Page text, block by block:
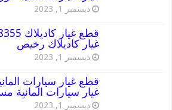
ديسمبر 1, 2023
غيار كاديلاك رخيص
ديسمبر 1, 2023
غيار سيارات المانية
ديسمبر 1, 2023